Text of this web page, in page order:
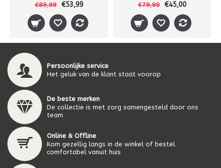
€89,99 €53,99 €79,99 €45,00
Persoonlijke service
Het geluk van de klant staat voorop
De beste merken
De collectie is met zorg samengesteld door ons
team
Online & Offline
Kom gezellig langs in de winkel of bestel
comfortabel vanuit huis